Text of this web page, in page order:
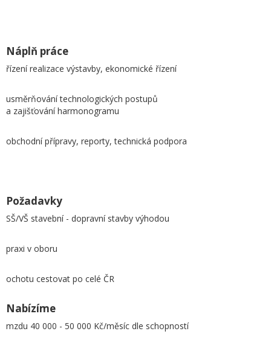
Náplň práce
řízení realizace výstavby, ekonomické řízení
usměrňování technologických postupů
a zajišťování harmonogramu
obchodní přípravy, reporty, technická podpora
Požadavky
SŠ/VŠ stavební - dopravní stavby výhodou
praxi v oboru
ochotu cestovat po celé ČR
Nabízíme
mzdu 40 000 - 50 000 Kč/měsíc dle schopností